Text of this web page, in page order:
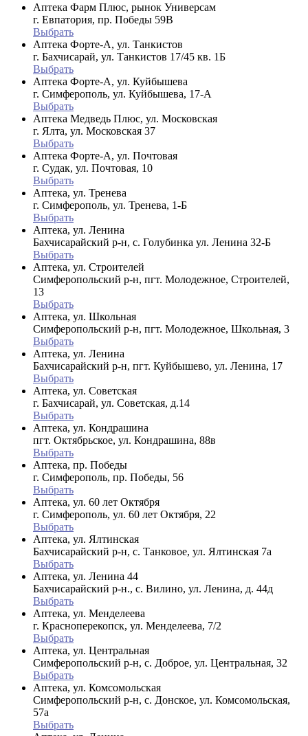
Аптека Фарм Плюс, рынок Универсам
г. Евпатория, пр. Победы 59В
Выбрать
Аптека Форте-А, ул. Танкистов
г. Бахчисарай, ул. Танкистов 17/45 кв. 1Б
Выбрать
Аптека Форте-А, ул. Куйбышева
г. Симферополь, ул. Куйбышева, 17-А
Выбрать
Аптека Медведь Плюс, ул. Московская
г. Ялта, ул. Московская 37
Выбрать
Аптека Форте-А, ул. Почтовая
г. Судак, ул. Почтовая, 10
Выбрать
Аптека, ул. Тренева
г. Симферополь, ул. Тренева, 1-Б
Выбрать
Аптека, ул. Ленина
Бахчисарайский р-н, с. Голубинка ул. Ленина 32-Б
Выбрать
Аптека, ул. Строителей
Симферопольский р-н, пгт. Молодежное, Строителей,
13
Выбрать
Аптека, ул. Школьная
Симферопольский р-н, пгт. Молодежное, Школьная, 3
Выбрать
Аптека, ул. Ленина
Бахчисарайский р-н, пгт. Куйбышево, ул. Ленина, 17
Выбрать
Аптека, ул. Советская
г. Бахчисарай, ул. Советская, д.14
Выбрать
Аптека, ул. Кондрашина
пгт. Октябрьское, ул. Кондрашина, 88в
Выбрать
Аптека, пр. Победы
г. Симферополь, пр. Победы, 56
Выбрать
Аптека, ул. 60 лет Октября
г. Симферополь, ул. 60 лет Октября, 22
Выбрать
Аптека, ул. Ялтинская
Бахчисарайский р-н, с. Танковое, ул. Ялтинская 7а
Выбрать
Аптека, ул. Ленина 44
Бахчисарайский р-н., с. Вилино, ул. Ленина, д. 44д
Выбрать
Аптека, ул. Менделеева
г. Красноперекопск, ул. Менделеева, 7/2
Выбрать
Аптека, ул. Центральная
Симферопольский р-н, с. Доброе, ул. Центральная, 32
Выбрать
Аптека, ул. Комсомольская
Симферопольский р-н, с. Донское, ул. Комсомольская,
57а
Выбрать